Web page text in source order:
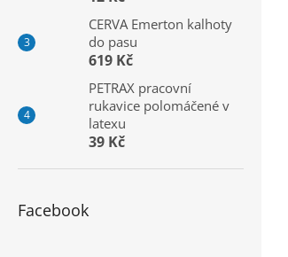
CERVA Emerton kalhoty
do pasu
619 Kč
PETRAX pracovní
rukavice polomáčené v
latexu
39 Kč
Facebook